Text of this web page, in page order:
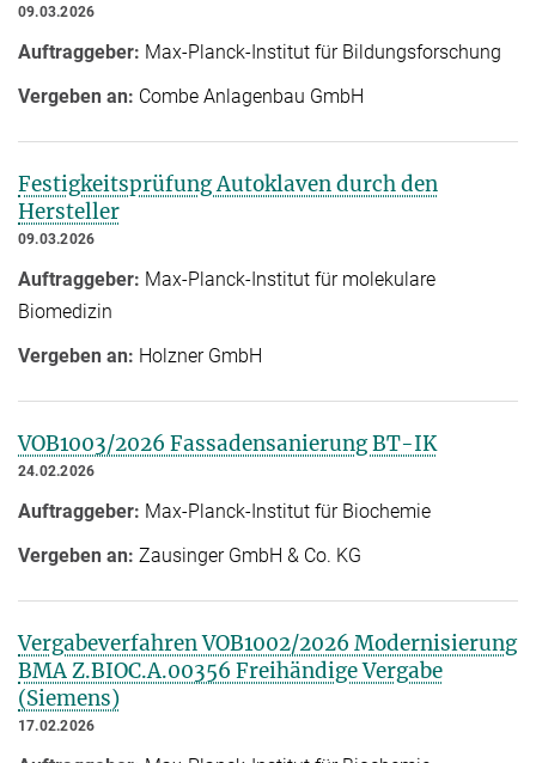
09.03.2026
Auftraggeber: Max-Planck-Institut für Bildungsforschung
Vergeben an: Combe Anlagenbau GmbH
Festigkeitsprüfung Autoklaven durch den
Hersteller
09.03.2026
Auftraggeber: Max-Planck-Institut für molekulare
Biomedizin
Vergeben an: Holzner GmbH
VOB1003/2026 Fassadensanierung BT-IK
24.02.2026
Auftraggeber: Max-Planck-Institut für Biochemie
Vergeben an: Zausinger GmbH & Co. KG
Vergabeverfahren VOB1002/2026 Modernisierung
BMA Z.BIOC.A.00356 Freihändige Vergabe
(Siemens)
17.02.2026